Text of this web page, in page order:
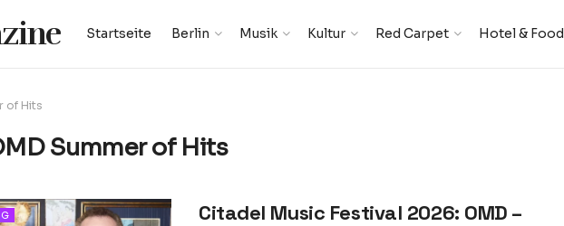
Startseite Berlin Musik Kultur Red Carpet Hotel & Food
of Hits
Summer of Hits
Citadel Music Festival 2026: OMD –